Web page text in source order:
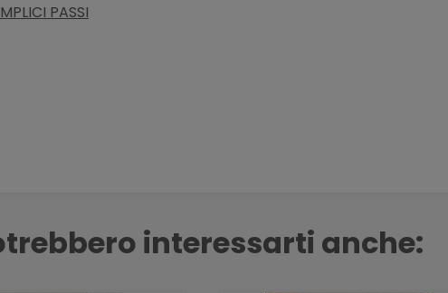
PASSI
interessarti anche: